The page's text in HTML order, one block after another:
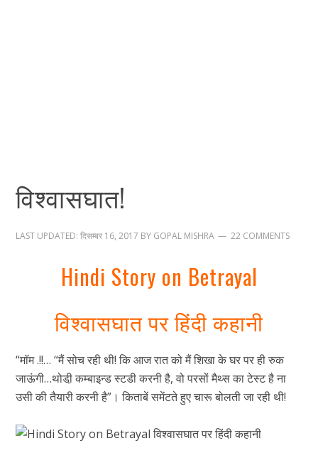
विश्वासघात!
LAST UPDATED:दिसम्बर 16, 2017 BY GOPAL MISHRA 22 COMMENTS
Hindi Story on Betrayal
विश्वासघात पर हिंदी कहानी
“मॉम .!!… “मैं सोच रही थी! कि आज रात को मैं शिखा के घर पर ही रुक
जाऊंगी…थोडी़ कम्बाइन्ड स्टडी करनी है, वो परसों मैथ्स का टेस्ट है ना
उसी की तैयारी करनी है”। किताबें समेंटते हुए चारू बोलती जा रही थी!